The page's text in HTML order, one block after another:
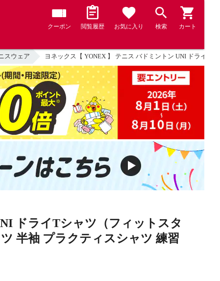
クーポン 閲覧履歴 お気に入り 検索 カート
スウェア ヨネックス【 YONEX 】 テニス バドミントン UNI ドライT
ドライTシャツ（フィットスタ
半袖 プラクティスシャツ 練習